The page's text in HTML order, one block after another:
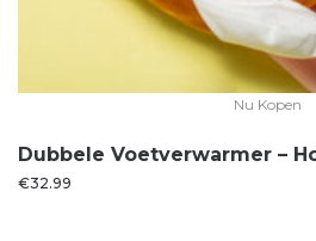
Nu Kopen
Dubbele Voetverwarmer –
€32.99